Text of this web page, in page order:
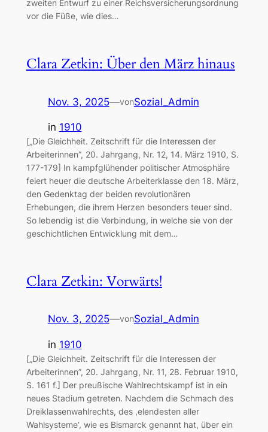
zweiten Entwurf zu einer Reichsversicherungsordnung
vor die Füße, wie dies…
Clara Zetkin: Über den März hinaus
Nov. 3, 2025—vonSozial_Admin
in 1910
[„Die Gleichheit. Zeitschrift für die Interessen der
Arbeiterinnen”, 20. Jahrgang, Nr. 12, 14. März 1910, S.
177-179] In kampfglühender politischer Atmosphäre
feiert heuer die deutsche Arbeiterklasse den 18. März,
den Gedenktag der beiden revolutionären
Erhebungen, die ihrem Herzen besonders teuer sind.
So lebendig ist die Verbindung, in welche sie von der
geschichtlichen Entwicklung mit dem…
Clara Zetkin: Vorwärts!
Nov. 3, 2025—vonSozial_Admin
in 1910
[„Die Gleichheit. Zeitschrift für die Interessen der
Arbeiterinnen”, 20. Jahrgang, Nr. 11, 28. Februar 1910,
S. 161 f.] Der preußische Wahlrechtskampf ist in ein
neues Stadium getreten. Nachdem die Schmach des
Dreiklassenwahlrechts, des ,elendesten aller
Wahlsysteme‘, wie es Bismarck genannt hat, über ein